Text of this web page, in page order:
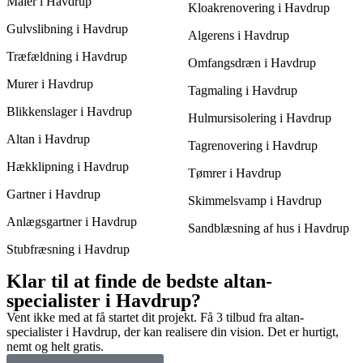
Gulvslibning i Havdrup
Træfældning i Havdrup
Murer i Havdrup
Blikkenslager i Havdrup
Altan i Havdrup
Hækklipning i Havdrup
Gartner i Havdrup
Anlægsgartner i Havdrup
Stubfræsning i Havdrup
Kloakrenovering i Havdrup
Algerens i Havdrup
Omfangsdræn i Havdrup
Tagmaling i Havdrup
Hulmursisolering i Havdrup
Tagrenovering i Havdrup
Tømrer i Havdrup
Skimmelsvamp i Havdrup
Sandblæsning af hus i Havdrup
Klar til at finde de bedste altan-
specialister i Havdrup?
Vent ikke med at få startet dit projekt. Få 3 tilbud fra altan-
specialister i Havdrup, der kan realisere din vision. Det er hurtigt,
nemt og helt gratis.